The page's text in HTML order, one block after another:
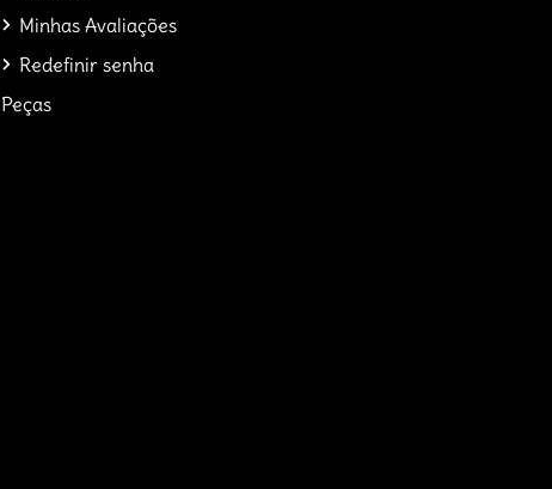
Minhas Avaliações
Redefinir senha
Peças